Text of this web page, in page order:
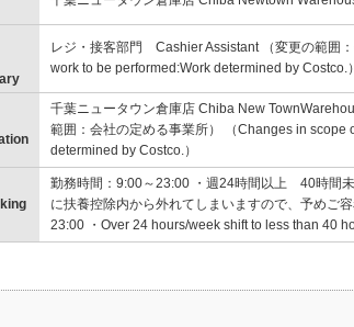
レジ・接客部門 Cashier Assistant （変更の範囲
work to be performed:Work determined by Costco.）
千葉ニュータウン倉庫店 Chiba New
範囲：会社の定める事業所） （Changes in
determined by Costco.）
勤務時間：9:00～23:00 ・週24時間以上 40時間
に扶養控除内から外れてしまいますので、予めご
23:00 ・Over 24 hours/week shift to less than 40